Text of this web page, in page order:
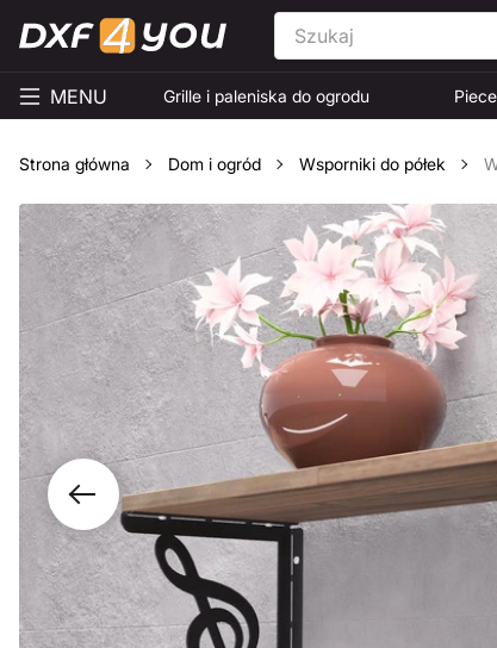
MENU Grille i paleniska do ogrodu Piece
Strona główna Dom i ogród Wsporniki do półek